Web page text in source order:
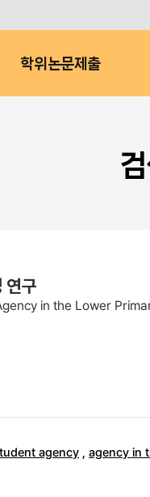
학위논문제출
연구
in the Lower
agency , agency in